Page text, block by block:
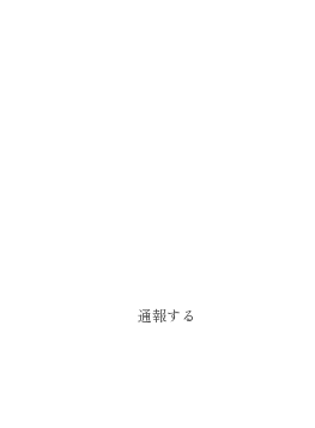
通報する